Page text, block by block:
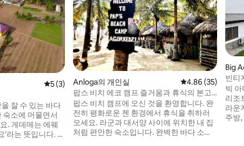
평점 5점(5점 만점), 후기 3개
5 (3)
잘 수 있는 바다
숙소에 머물면서
웨
'라는 뜻입니다. 평
Anloga의 개인실 평점 4.86점(5점
4.86 (35)
팝스 비치 에코 캠프 즐거움과 휴식의 본고
장 #3
팝스 비치 캠프에 오신 것을 환영합니다. 완
전히 평화로운 젠 환경에서 휴식을 취하러
오세요. 라군과 대서양 사이에 위치한 내 집
처럼 편안한 숙소입니다. 완벽한 바다 소리
Big
빈티
빅
리조
라운
주방